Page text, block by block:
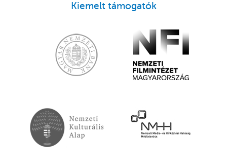
Kiemelt támogatók